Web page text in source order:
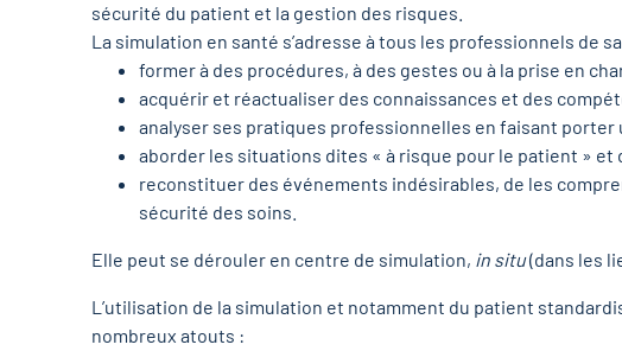
sécurité du patient et la gestion des risques.
La simulation en santé s’adresse à tous les professionnels de
former à des procédures, à des gestes ou à la prise en
acquérir et réactualiser des connaissances et des
analyser ses pratiques professionnelles en faisant
aborder les situations dites « à risque pour le patient »
reconstituer des événements indésirables, de les
sécurité des soins.
Elle peut se dérouler en centre de simulation, in situ(dans les
L’utilisation de la simulation et notamment du patient
nombreux atouts :